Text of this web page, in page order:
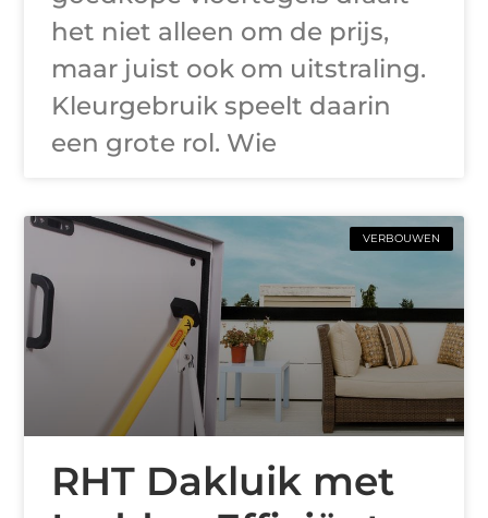
het niet alleen om de prijs,
maar juist ook om uitstraling.
Kleurgebruik speelt daarin
een grote rol. Wie
VERBOUWEN
RHT Dakluik met